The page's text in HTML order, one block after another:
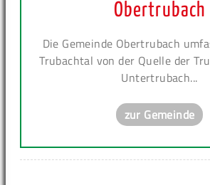
Obertrubach
Die Gemeinde Obertrubach
Trubachtal von der Quelle der
Untertrubach...
zur Gemeinde